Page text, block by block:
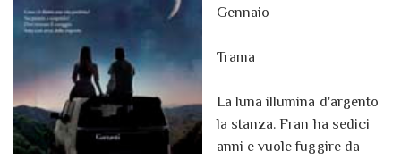
Gennaio
Trama
La luna illumina d'argento
la stanza. Fran ha sedici
anni e vuole fuggire da